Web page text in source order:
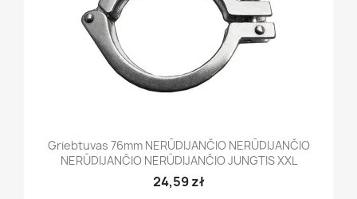
Griebtuvas 76mm NERŪDIJANČIO NERŪDIJANČIO
NERŪDIJANČIO NERŪDIJANČIO JUNGTIS XXL
24,59 zł